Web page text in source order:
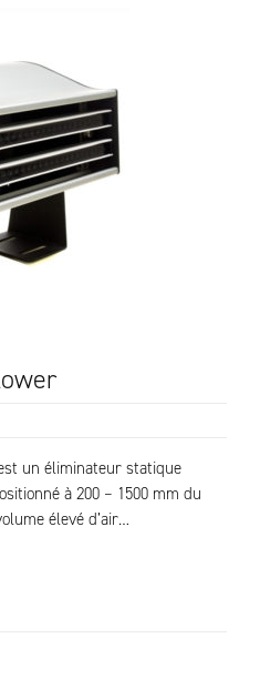
un éliminateur statique
à 200 – 1500 mm du
élevé d’air…